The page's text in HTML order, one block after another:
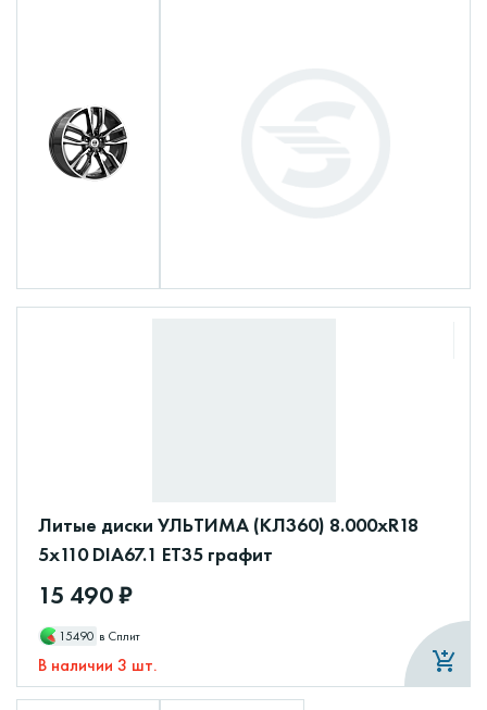
Литые диски УЛЬТИМА (КЛ360) 8.000xR18
5x110 DIA67.1 ET35 графит
15 490 ₽
15490 в Сплит
В наличии 3 шт.